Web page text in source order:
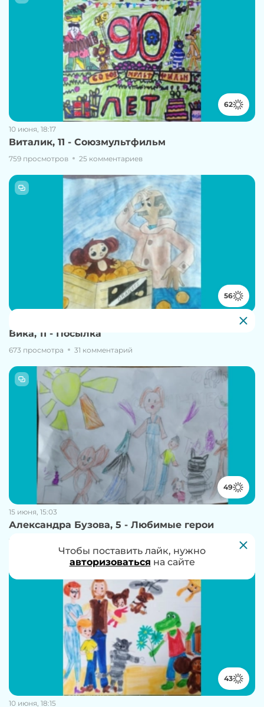
62
10 июня, 18:17
Виталик, 11 - Союзмультфильм
759 просмотров 25 комментариев
56
Вика, 11 - Посылка
673 просмотра 31 комментарий
49
15 июня, 15:03
Александра Бузова, 5 - Любимые герои
353 просмотра
43
10 июня, 18:15
Чтобы проголосовать за работу, нужно
авторизоваться на сайте
Чтобы поставить лайк, нужно
авторизоваться на сайте